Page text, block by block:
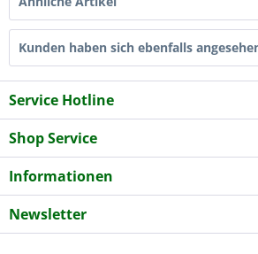
Kunden haben sich ebenfalls
Service Hotline
Shop Service
Informationen
Newsletter